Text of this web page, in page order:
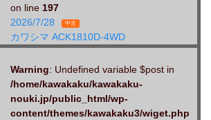
on line 197
2026/7/28
中古
カワシマ ACK1810D-4WD
Warning: Undefined variable $post in
/home/kawakaku/kawakaku-
nouki.jp/public_html/wp-
content/themes/kawakaku3/wiget.php